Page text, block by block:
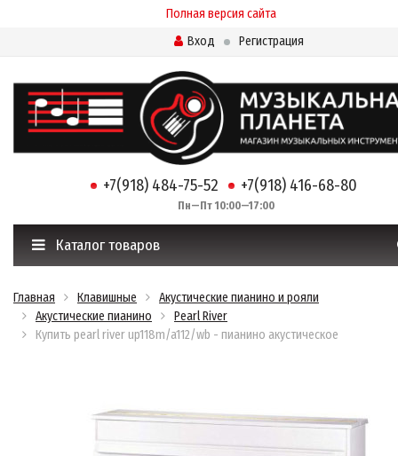
Полная версия сайта
Вход
Регистрация
+7(918) 484-75-52 +7(918) 416-68-80
Пн—Пт 10:00—17:00
Каталог товаров
Главная Клавишные
Акустические пианино и рояли
Акустические пианино
Pearl River
Купить pearl river up118m/a112/wb - пианино акустическое